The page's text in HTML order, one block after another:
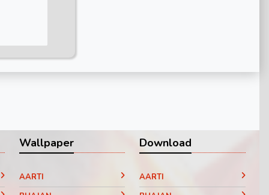
Wallpaper
AARTI
Download
AARTI